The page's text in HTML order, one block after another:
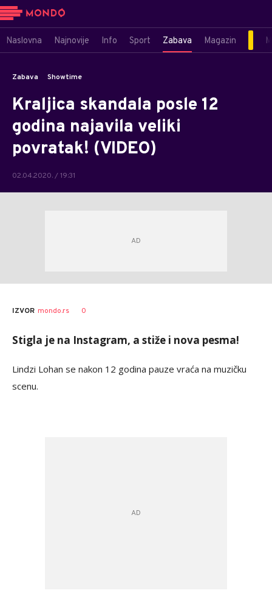
Naslovna Najnovije Info Sport Zabava Magazin
Zabava Showtime
Kraljica skandala posle 12
godina najavila veliki
povratak! (VIDEO)
02.04.2020. / 19:31
AUTOR Bojović
IZVOR mondo.rs 0
Stigla je na Instagram, a stiže i nova pesma!
Lindzi Lohan se nakon 12 godina pauze vraća na muzičku
scenu.